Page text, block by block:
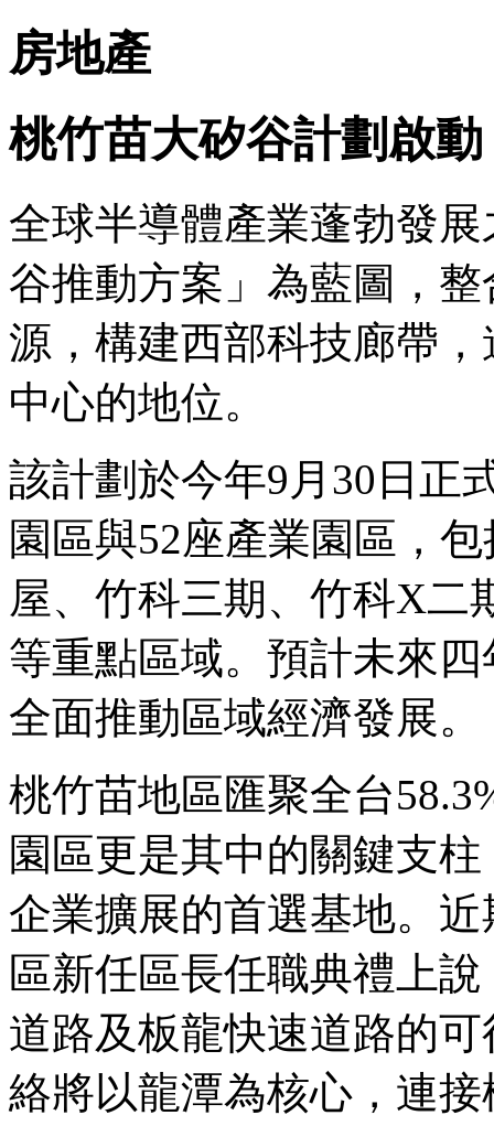
房地產
桃竹苗大矽谷計劃啟
全球半導體產業蓬勃發
谷推動方案」為藍圖，
源，構建西部科技廊帶
中心的地位。
該計劃於今年9月30日正
園區與52座產業園區，
屋、竹科三期、竹科X二
等重點區域。預計未來
全面推動區域經濟發展。
桃竹苗地區匯聚全台
園區更是其中的關鍵支
企業擴展的首選基地。
區新任區長任職典禮上
道路及板龍快速道路的
絡將以龍潭為核心，連